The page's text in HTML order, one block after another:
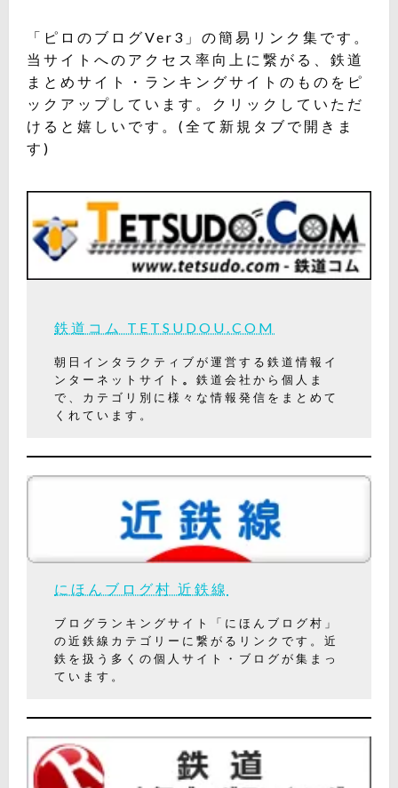
「ピロのブログVer3」の簡易リンク集です。
当サイトへのアクセス率向上に繋がる、鉄道
まとめサイト・ランキングサイトのものをピ
ックアップしています。クリックしていただ
けると嬉しいです。(全て新規タブで開きま
す)
鉄道コム TETSUDOU.COM
朝日インタラクティブが運営する鉄道情報イ
ンターネットサイト 。鉄道会社から個人ま
で、カテゴリ別に様々な情報発信をまとめて
くれています。
にほんブログ村 近鉄線
ブログランキングサイト「にほんブログ村」
の近鉄線カテゴリーに繋がるリンクです。近
鉄を扱う多くの個人サイト・ブログが集まっ
ています。